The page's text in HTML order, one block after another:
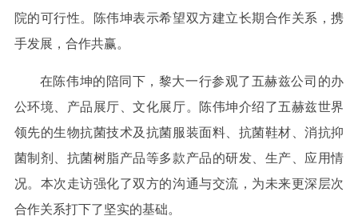
院的可行性。陈伟坤表示希望双方建立长期合作关系，携
手发展，合作共赢。
在陈伟坤的陪同下，黎大一行参观了五赫兹公司的办
公环境、产品展厅、文化展厅。陈伟坤介绍了五赫兹世界
领先的生物抗菌技术及抗菌服装面料、抗菌鞋材、消抗抑
菌制剂、抗菌树脂产品等多款产品的研发、生产、应用情
况。本次走访强化了双方的沟通与交流，为未来更深层次
合作关系打下了坚实的基础。